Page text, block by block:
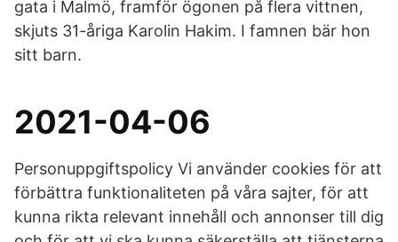
gata i Malmö, framför ögonen på flera vittnen,
skjuts 31-åriga Karolin Hakim. I famnen bär hon
sitt barn.
2021-04-06
Personuppgiftspolicy Vi använder cookies för att
förbättra funktionaliteten på våra sajter, för att
kunna rikta relevant innehåll och annonser till dig